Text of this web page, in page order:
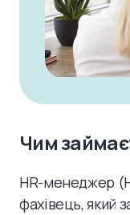
Чим
HR-менеджер
фахівець, який